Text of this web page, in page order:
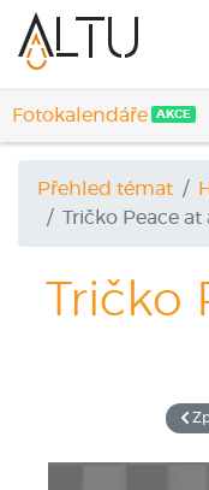
Fotokalendáře AKCE
Přehled témat
Tričko Peace
Tričko